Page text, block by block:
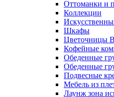
Оттоманки и
Коллекции
Шкафы
Цветочницы
Кофейные
Обеденные
Обеденные
Подвесные
Мебель из
Лаунж зона